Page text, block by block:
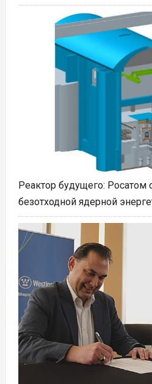
Реактор будущего: Росатом
безотходной ядерной